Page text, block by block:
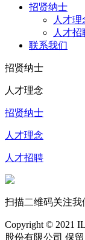
招贤纳士
人才理
人才招
联系我们
招贤纳士
人才理念
招贤纳士
人才理念
人才招聘
扫描二维码关注我
Copyright © 2021
股份有限公司 保